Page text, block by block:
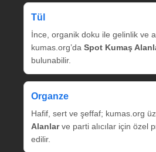
Tül
İnce, organik doku ile gelinlik ve
kumas.org’da Spot Kumaş
bulunabilir.
Organze
Hafif, sert ve şeffaf; kumas.org
Alanlarve parti alıcılar için özel
edilir.